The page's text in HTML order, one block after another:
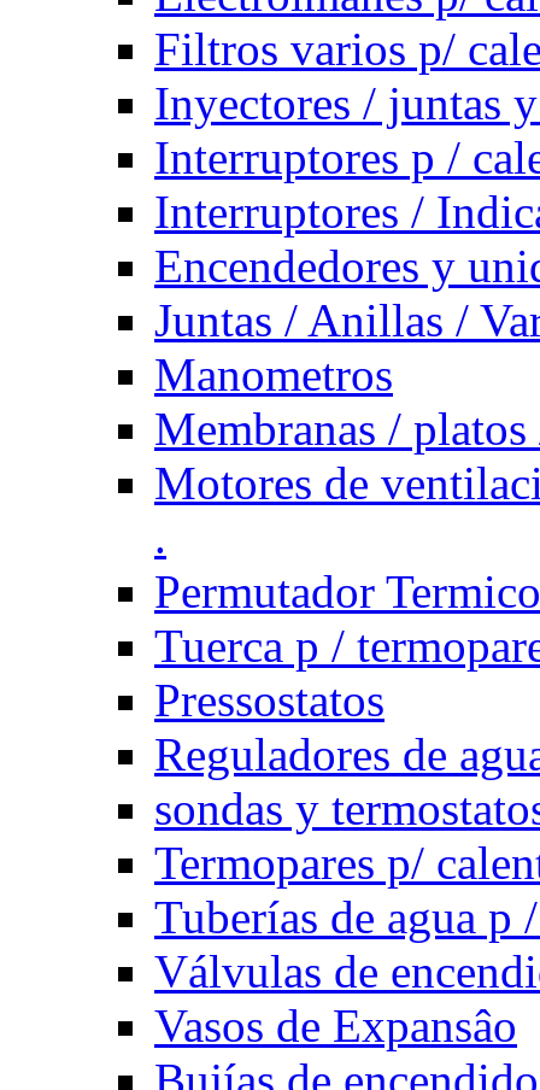
Filtros varios p/
Inyectores / juntas
Interruptores p /
Interruptores /
Encendedores y
Juntas / Anillas /
Manometros
Membranas /
Motores de
.
Permutador Termico
Tuerca p /
Pressostatos
Reguladores de
sondas y
Termopares p/
Tuberías de agua p
Válvulas de
Vasos de Expansâo